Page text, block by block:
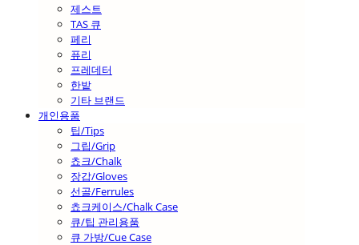
제스트
TAS 큐
페리
퓨리
프레데터
한밭
기타 브랜드
개인용품
팁/Tips
그립/Grip
쵸크/Chalk
장갑/Gloves
선골/Ferrules
쵸크케이스/Chalk Case
큐/팁 관리용품
큐 가방/Cue Case